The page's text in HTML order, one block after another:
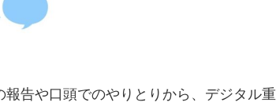
告や口頭でのやりとりから、デジタル重